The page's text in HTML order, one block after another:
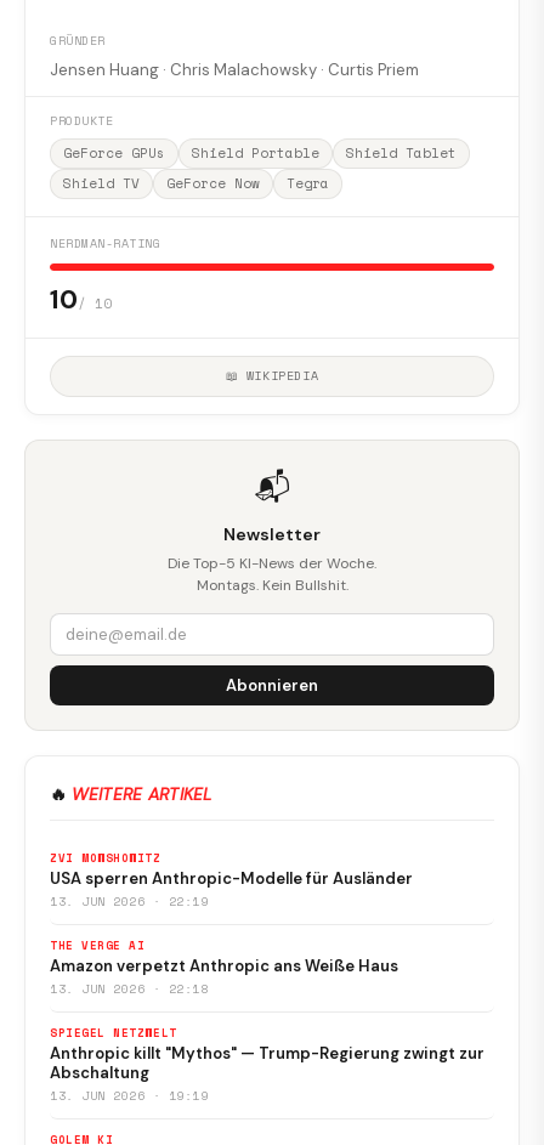
GRÜNDER
Jensen Huang · Chris Malachowsky · Curtis Priem
PRODUKTE
GeForce GPUs Shield Portable
Shield Tablet
Shield TV
GeForce Now Tegra
NERDMAN-RATING
10/ 10
📖 WIKIPEDIA
📬
Newsletter
Die Top-5 KI-News der Woche.
Montags. Kein Bullshit.
Abonnieren
🔥 WEITERE ARTIKEL
ZVI MOWSHOWITZ
USA sperren Anthropic-Modelle für Ausländer
13. JUN 2026 · 22:19
THE VERGE AI
Amazon verpetzt Anthropic ans Weiße Haus
13. JUN 2026 · 22:18
SPIEGEL NETZWELT
Anthropic killt "Mythos" — Trump-Regierung zwingt zur
Abschaltung
13. JUN 2026 · 19:19
GOLEM KI